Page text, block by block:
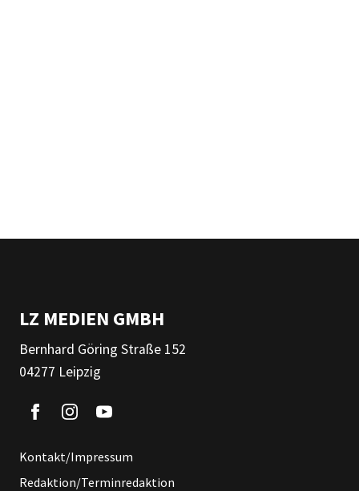
LZ MEDIEN GMBH
Bernhard Göring Straße 152
04277 Leipzig
Kontakt/Impressum
Redaktion/Terminredaktion